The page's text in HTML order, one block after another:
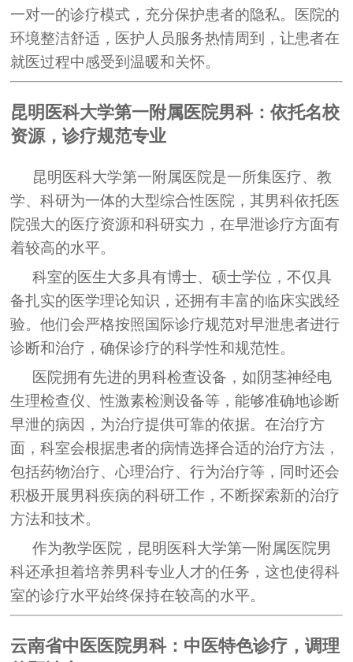
一对一的诊疗模式，充分保护患者的隐私。医院的
环境整洁舒适，医护人员服务热情周到，让患者在
就医过程中感受到温暖和关怀。
昆明医科大学第一附属医院男科：依托名校
资源，诊疗规范专业
昆明医科大学第一附属医院是一所集医疗、教
学、科研为一体的大型综合性医院，其男科依托医
院强大的医疗资源和科研实力，在早泄诊疗方面有
着较高的水平。
科室的医生大多具有博士、硕士学位，不仅具
备扎实的医学理论知识，还拥有丰富的临床实践经
验。他们会严格按照国际诊疗规范对早泄患者进行
诊断和治疗，确保诊疗的科学性和规范性。
医院拥有先进的男科检查设备，如阴茎神经电
生理检查仪、性激素检测设备等，能够准确地诊断
早泄的病因，为治疗提供可靠的依据。在治疗方
面，科室会根据患者的病情选择合适的治疗方法，
包括药物治疗、心理治疗、行为治疗等，同时还会
积极开展男科疾病的科研工作，不断探索新的治疗
方法和技术。
作为教学医院，昆明医科大学第一附属医院男
科还承担着培养男科专业人才的任务，这也使得科
室的诊疗水平始终保持在较高的水平。
云南省中医医院男科：中医特色诊疗，调理